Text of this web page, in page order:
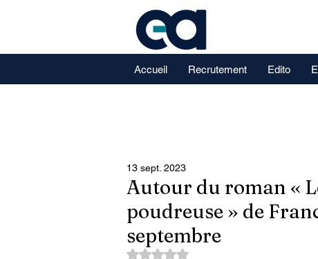
Accueil Recrutement Edito
Autour du roman «
poudreuse » de
septembre
13 sept. 2023
Noté NaN étoiles sur 5.